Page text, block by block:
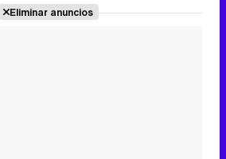
Eliminar anuncios